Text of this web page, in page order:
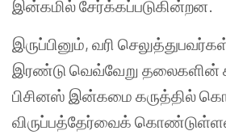
இன்கமில் சேர்க்கப்படுகின்றன.
இருப்பினும், வரி
இரண்டு வெவ்வேறு தலைகளின்
பிசினஸ் இன்கமை கருத்தில்
விருப்பத்தேர்வைக்